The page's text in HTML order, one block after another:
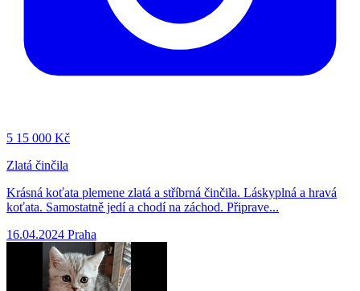
5 15 000 Kč
Zlatá činčila
Krásná koťata plemene zlatá a stříbrná činčila. Láskyplná a hravá
koťata. Samostatně jedí a chodí na záchod. Připrave...
16.04.2024 Praha